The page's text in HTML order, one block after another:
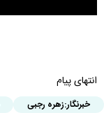
انتهای پیام
خبرنگار:زهره رجبی